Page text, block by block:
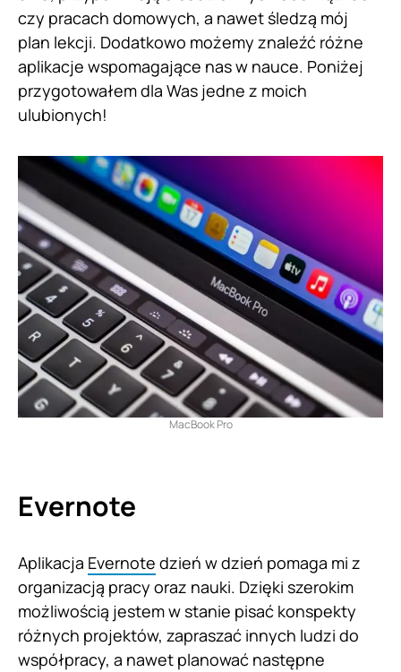
czy pracach domowych, a nawet śledzą mój
plan lekcji. Dodatkowo możemy znaleźć różne
aplikacje wspomagające nas w nauce. Poniżej
przygotowałem dla Was jedne z moich
ulubionych!
MacBook Pro
Evernote
Aplikacja Evernote dzień w dzień pomaga mi z
organizacją pracy oraz nauki. Dzięki szerokim
możliwością jestem w stanie pisać konspekty
różnych projektów, zapraszać innych ludzi do
współpracy, a nawet planować następne